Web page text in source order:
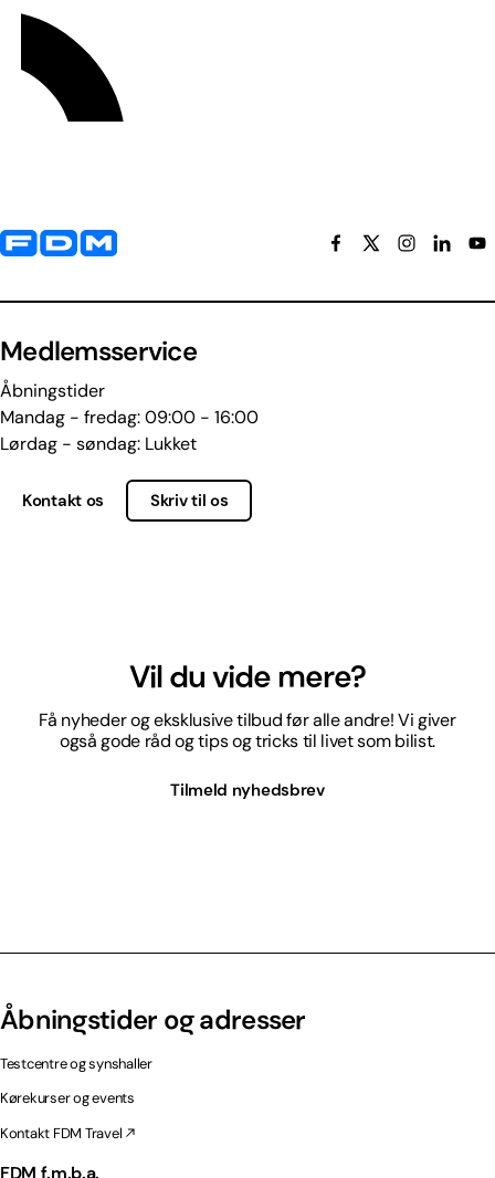
Yderligere information og kontaktoplysninger
Medlemsservice
Åbningstider
Mandag - fredag: 09:00 - 16:00
Lørdag - søndag: Lukket
Kontakt os Skriv til os
Vil du vide mere?
Få nyheder og eksklusive tilbud før alle andre! Vi giver
også gode råd og tips og tricks til livet som bilist.
Tilmeld nyhedsbrev
Åbningstider og adresser
Testcentre og synshaller
Kørekurser og events
Kontakt FDM Travel
FDM f.m.b.a.